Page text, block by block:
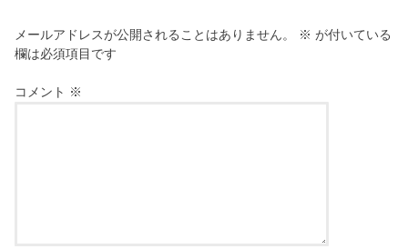
メールアドレスが公開されることはありません。 ※ が付いている
欄は必須項目です
コメント ※